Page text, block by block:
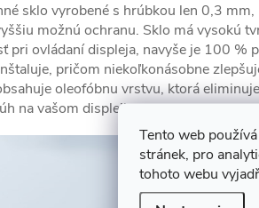
Tento web
stránek, pro
tohoto webu
sklo vyrobené s hrúbkou len 0,3
možnú ochranu. Sklo má vysokú
pri ovládaní displeja, navyše je 100 %
pričom niekoľkonásobne
oleofóbnu vrstvu, ktorá
na vašom displeji.